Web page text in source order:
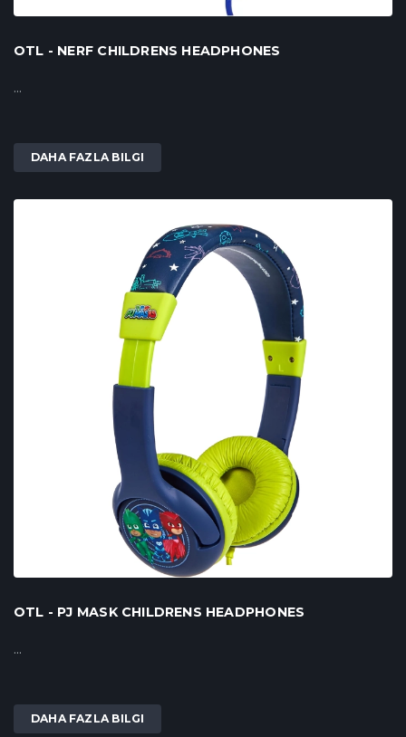
OTL - NERF CHILDRENS HEADPHONES
...
DAHA FAZLA BILGI
OTL - PJ MASK CHILDRENS HEADPHONES
...
DAHA FAZLA BILGI